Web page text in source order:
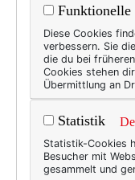
Funktionelle
Diese Cookies
verbessern. Sie
die du bei
Cookies stehen
Übermittlung an
Statistik
Statistik-Cookies
Besucher mit
gesammelt und